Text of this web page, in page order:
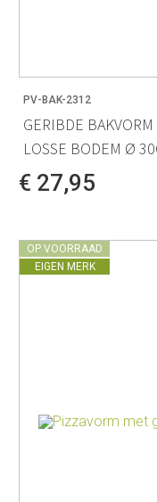
PV-BAK-2312
GERIBDE
LOSSE BODEM Ø
€ 27,95
OP VOORRAAD
EIGEN MERK